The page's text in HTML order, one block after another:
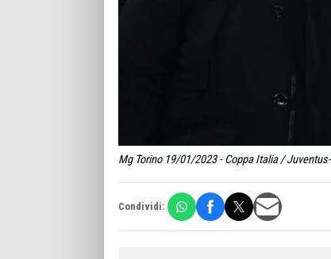
Mg Torino 19/01/2023 - Coppa Italia /
Condividi: